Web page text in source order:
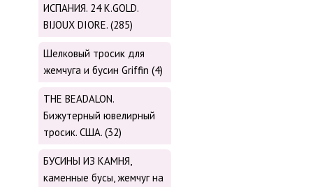
ИСПАНИЯ. 24 K.GOLD.
BIJOUX DIORE. (285)
Шелковый тросик для
жемчуга и бусин Griffin (4)
THE BEADALON.
Бижутерный ювелирный
тросик. США. (32)
БУСИНЫ ИЗ КАМНЯ,
каменные бусы, жемчуг на